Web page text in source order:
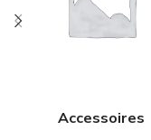
Accessoires